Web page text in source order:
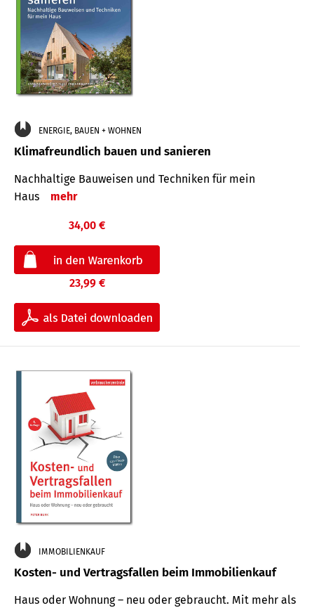
ENERGIE, BAUEN + WOHNEN
Klimafreundlich bauen und sanieren
Nachhaltige Bauweisen und Techniken für mein
Haus
mehr
34,00 €
23,99 €
IMMOBILIENKAUF
Kosten- und Vertragsfallen beim Immobilienkauf
Haus oder Wohnung – neu oder gebraucht. Mit mehr als